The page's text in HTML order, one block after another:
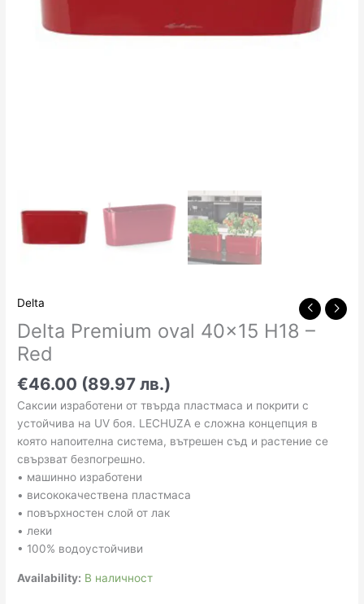
Delta
Delta Premium oval 40×15 H18 –
Red
€46.00 (89.97 лв.)
Саксии изработени от твърда пластмаса и покрити с
устойчива на UV боя. LECHUZA е сложна концепция в
която напоителна система, вътрешен съд и растение се
свързват безпогрешно.
• машинно изработени
• висококачествена пластмаса
• повърхностен слой от лак
• леки
• 100% водоустойчиви
Availability: В наличност